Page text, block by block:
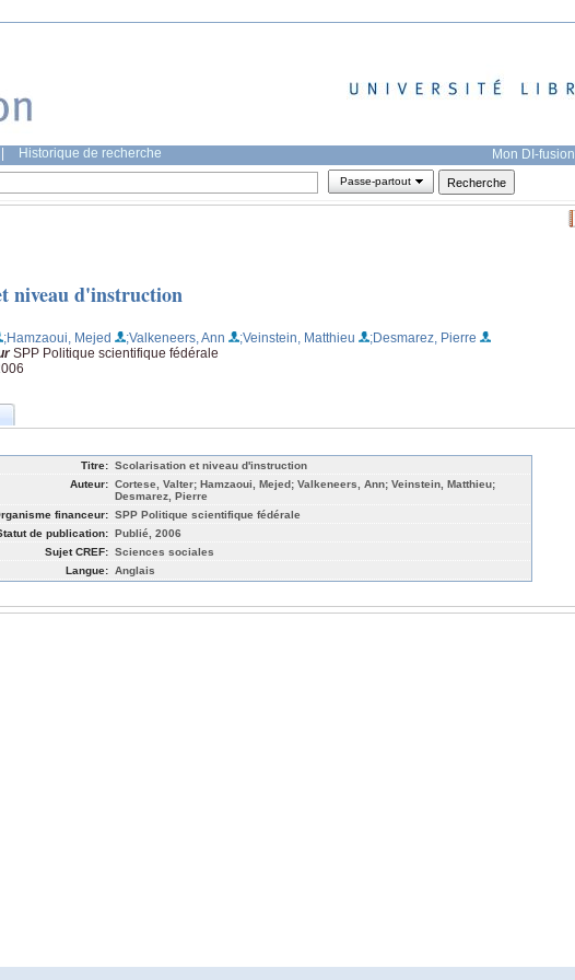
Historique de recherche Mon DI-fusion
Passe-partout
niveau d'instruction
;Hamzaoui, Mejed ;Valkeneers, Ann ;Veinstein, Matthieu
;Desmarez, Pierre
SPP Politique scientifique fédérale
Titre: Scolarisation et niveau d'instruction
Auteur: Cortese, Valter; Hamzaoui, Mejed; Valkeneers, Ann; Veinstein, Matthieu;
Desmarez, Pierre
financeur: SPP Politique scientifique fédérale
de publication: Publié, 2006
Sujet CREF: Sciences sociales
Langue: Anglais